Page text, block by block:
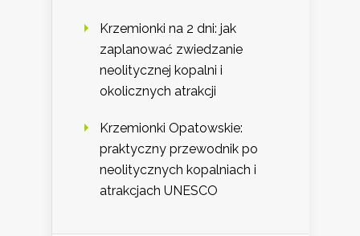
Krzemionki na 2 dni: jak
zaplanować zwiedzanie
neolitycznej kopalni i
okolicznych atrakcji
Krzemionki Opatowskie:
praktyczny przewodnik po
neolitycznych kopalniach i
atrakcjach UNESCO